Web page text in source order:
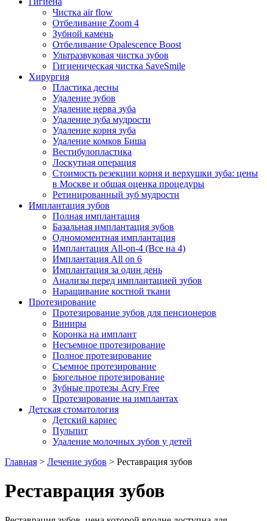
Чистка air flow
Отбеливание Zoom 4
Зубной камень
Отбеливание Opalescence Boost
Ультразвуковая чистка зубов
Гигиеническая чистка SaveSmile
Хирургия
Пластика десны
Удаление зубов
Удаление нерва зуба
Удаление зуба мудрости
Удаление корня зуба
Удаление комков Биша
Вестибулопластика
Лоскутная операция
Стоимость резекции корня и верхушки зуба: цены
в Москве и общая оценка процедуры
Ретинированный зуб мудрости
Имплантация зубов
Полная имплантация
Базальная имплантация зубов
Одномоментная имплантация
Имплантация All-on-4 (Все на 4)
Имплантация All on 6
Имплантация за один день
Анализы перед имплантацией зубов
Наращивание костной ткани
Протезирование
Протезирование зубов для пенсионеров
Виниры
Коронка на имплант
Несъемное протезирование
Полное протезирование
Съемное протезирование
Бюгельное протезирование
Зубные протезы Acry Free
Протезирование на имплантах
Детская стоматология
Детский кариес
Пульпит
Удаление молочных зубов у детей
Главная > Лечение зубов > Реставрация зубов
Реставрация зубов